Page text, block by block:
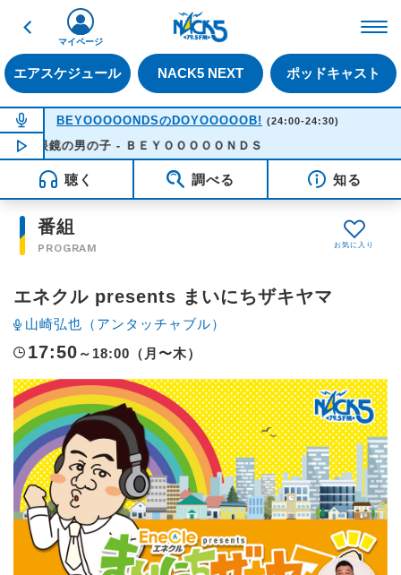
戻る
エアスケジュール NACK5 NEXT ポッドキャスト
マイページ
NOW ON AIR
BEYOOOOONDSのDOYOOOOOB! (24:00-24:30)
NOW PLAYING 00:04
眼鏡の男の子 - ＢＥＹＯＯＯＯＯＮＤＳ
聴く 調べる 知る
番組
PROGRAM
エネクル presents まいにちザキヤマ
山崎弘也（アンタッチャブル）
17:50 ～18:00（月〜木）